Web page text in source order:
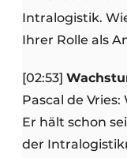
Intralogistik.
Ihrer Rolle als
[02:53]
Pascal de
Er hält schon
der